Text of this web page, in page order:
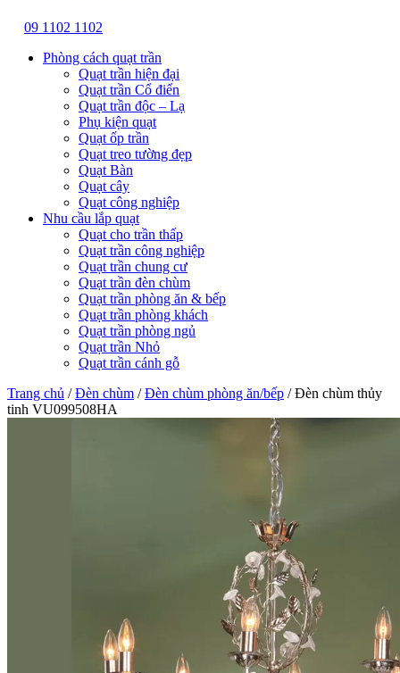
09 1102 1102
Phòng cách quạt trần
Quạt trần hiện đại
Quạt trần Cổ điển
Quạt trần độc – Lạ
Phụ kiện quạt
Quạt ốp trần
Quạt treo tường đẹp
Quạt Bàn
Quạt cây
Quạt công nghiệp
Nhu cầu lắp quạt
Quạt cho trần thấp
Quạt trần công nghiệp
Quạt trần chung cư
Quạt trần đèn chùm
Quạt trần phòng ăn & bếp
Quạt trần phòng khách
Quạt trần phòng ngủ
Quạt trần Nhỏ
Quạt trần cánh gỗ
Trang chủ /Đèn chùm /Đèn chùm phòng ăn/bếp /Đèn chùm thủy
tinh VU099508HA